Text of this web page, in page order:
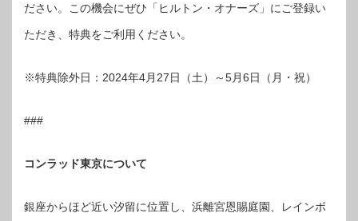
ださい。この機会にぜひ「ヒルトン・オナーズ」にご登録い
ただき、特典をご利用ください。
※特典除外日：2024年4月27日（土）～5月6日（月・祝）
###
コンラッド東京について
銀座からほど近い汐留に位置し、浜離宮恩賜庭園、レインボ